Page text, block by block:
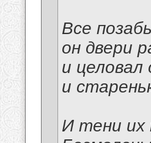
Все
он двери
и целовал
и
И тени их